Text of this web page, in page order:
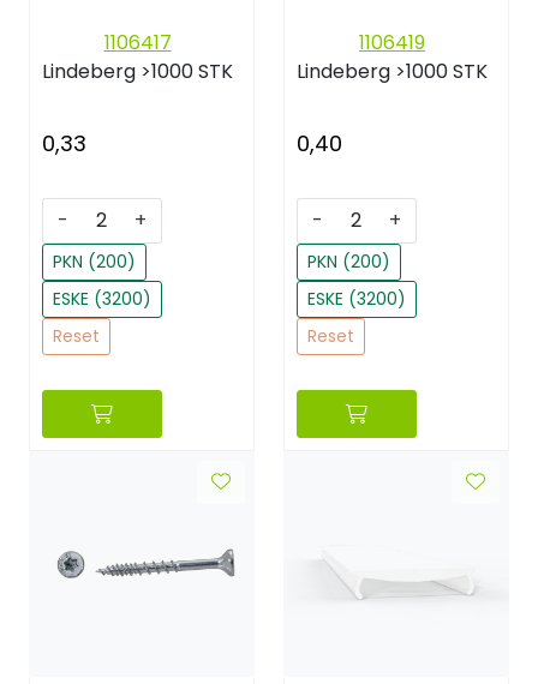
1106417
Lindeberg >1000 STK
0,33
- +
PKN (200)
ESKE (3200)
Reset
1106419
Lindeberg >1000 STK
0,40
- +
PKN (200)
ESKE (3200)
Reset